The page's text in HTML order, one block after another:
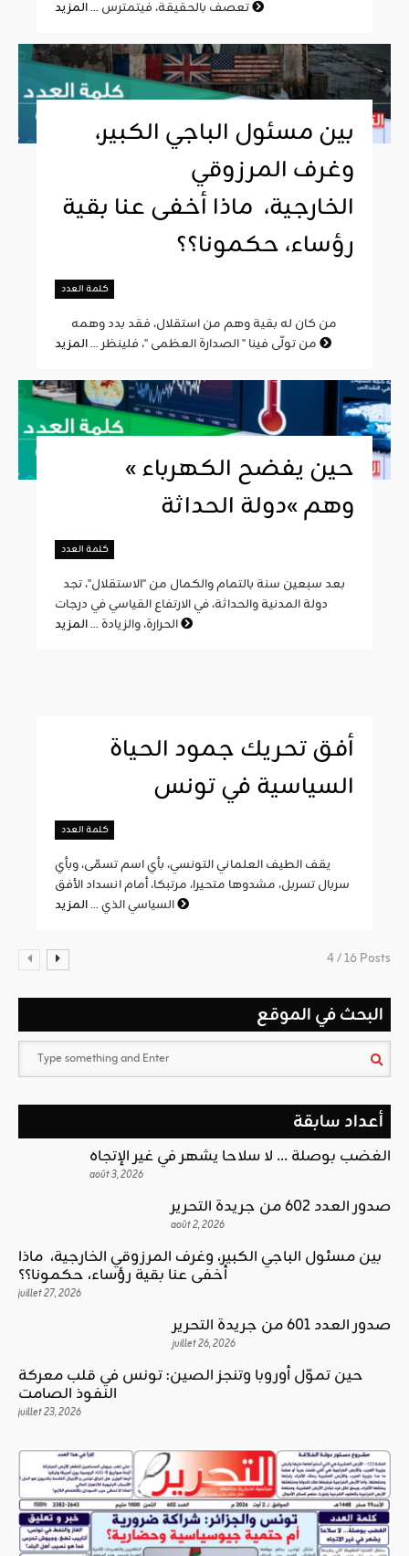
تعصف بالحقيقة، فيتمترس ...
بين مسئول الباجي الكبير،
وغرف المرزوقي
الخارجية، ماذا أخفى عنا بقية
رؤساء، حكمونا؟؟
كلمة العدد
من تولّى فينا " الصدارة العظمى "، فلينظر ...
« حين يفضح الكهرباء
وهم »دولة الحداثة
كلمة العدد
دولة المدنية والحداثة، في الارتفاع القياسي في درجات
الحرارة، والزيادة ...
أفق تحريك جمود الحياة
السياسية في تونس
كلمة العدد
يقف الطيف العلماني التونسي، بأي اسم تسمّى، وبأي
سربال تسربل، مشدوها متحيرا، مرتبكا، أمام انسداد الأفق
السياسي الذي ...
4 / 16 Posts
البحث في الموقع
أعداد سابقة
الغضب بوصلة … لا سلاحا يشهر في غير الإتجاه
août 3, 2026
صدور العدد 602 من جريدة التحرير
août 2, 2026
بين مسئول الباجي الكبير، وغرف المرزوقي الخارجية، ماذا
أخفى عنا بقية رؤساء، حكمونا؟؟
juillet 27, 2026
صدور العدد 601 من جريدة التحرير
juillet 26, 2026
حين تموّل أوروبا وتنجز الصين: تونس في قلب معركة
النفوذ الصامت
juillet 23, 2026